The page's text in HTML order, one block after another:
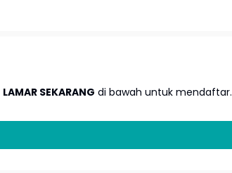
LAMAR SEKARANG di bawah untuk mendaftar.